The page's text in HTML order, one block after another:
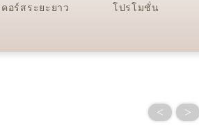
คอร์สระยะยาว โปรโมชั่น
< >